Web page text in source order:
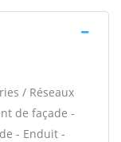
/ Réseaux
de façade -
- Enduit -